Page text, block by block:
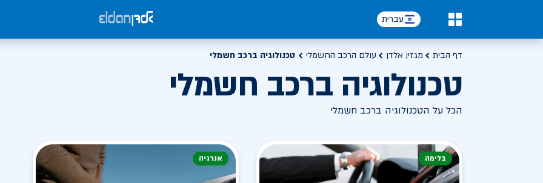
עברית
דף הבית מגזין אלדן עולם הרכב החשמלי טכנולוגיה ברכב חשמלי
טכנולוגיה ברכב חשמלי
הכל על הטכנולוגיה ברכב חשמלי
בלימה אנרגיה